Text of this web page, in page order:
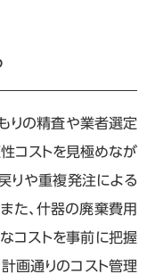
りの精査や業者選定
コストを見極めなが
りや重複発注による
た、什器の廃棄費用
コストを事前に把握
計画通りのコスト管理